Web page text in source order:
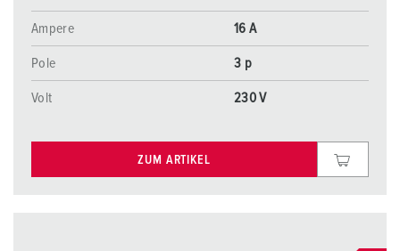
Ampere 16 A
Pole 3 p
Volt 230 V
ZUM ARTIKEL